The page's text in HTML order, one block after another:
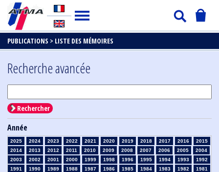
PUBLICATIONS > LISTE DES MÉMOIRES
Recherche avancée
Rechercher
Année
2025 2024 2023 2022 2021 2020 2019 2018 2017 2016
2015
2014
2013 2012 2011 2010 2009 2008 2007 2006 2005
2004
2003
2002 2001 2000 1999 1998 1996 1995 1994 1993
1992
1991
1990 1989 1988 1987 1986 1985 1984 1983 1982
1981